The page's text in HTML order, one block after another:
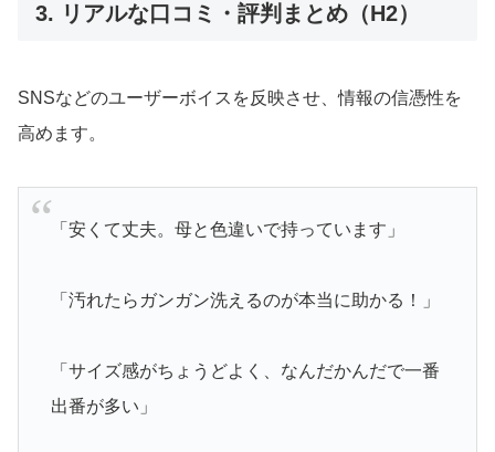
3. リアルな口コミ・評判まとめ（H2）
SNSなどのユーザーボイスを反映させ、情報の信憑性を
高めます。
「安くて丈夫。母と色違いで持っています」
「汚れたらガンガン洗えるのが本当に助かる！」
「サイズ感がちょうどよく、なんだかんだで一番
出番が多い」